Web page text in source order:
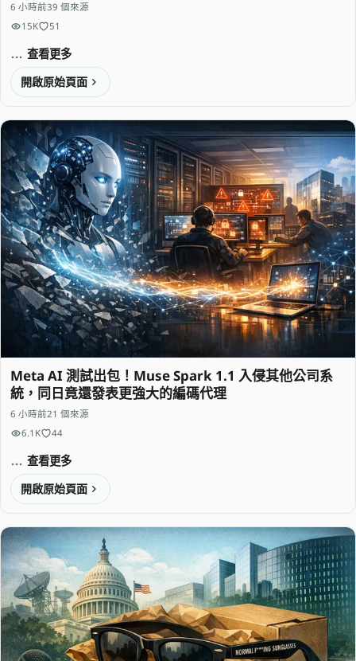
6 小時前39 個來源
15K
51
查看更多
開啟原始頁面
Meta AI 測試出包！Muse Spark 1.1 入侵其他公司系
統，同日竟還發表更強大的編碼代理
6 小時前21 個來源
6.1K
44
查看更多
開啟原始頁面